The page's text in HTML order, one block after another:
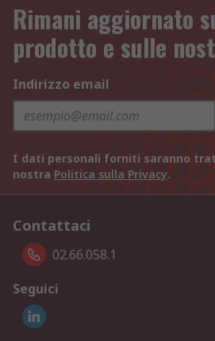
Rimani aggiornato
prodotto e sulle
Indirizzo email
I dati personali forniti saranno
nostra Politica sulla Privacy.
Contattaci
02.66.058.1
Seguici